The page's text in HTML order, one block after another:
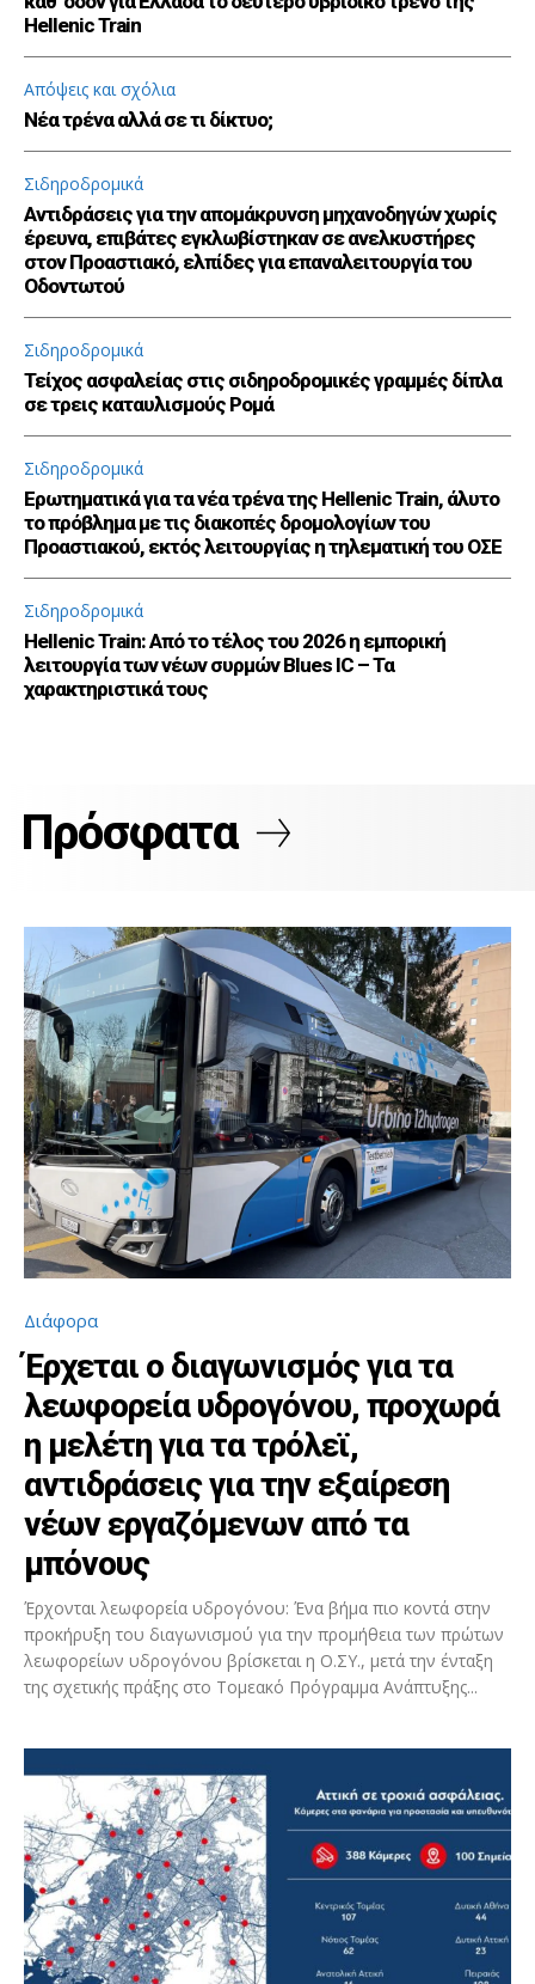
Hellenic Train
Απόψεις και σχόλια
Νέα τρένα αλλά σε τι δίκτυο;
Σιδηροδρομικά
Αντιδράσεις για την απομάκρυνση μηχανοδηγών χωρίς
έρευνα, επιβάτες εγκλωβίστηκαν σε ανελκυστήρες
στον Προαστιακό, ελπίδες για επαναλειτουργία του
Οδοντωτού
Σιδηροδρομικά
Τείχος ασφαλείας στις σιδηροδρομικές γραμμές δίπλα
σε τρεις καταυλισμούς Ρομά
Σιδηροδρομικά
Ερωτηματικά για τα νέα τρένα της Hellenic Train, άλυτο
το πρόβλημα με τις διακοπές δρομολογίων του
Προαστιακού, εκτός λειτουργίας η τηλεματική του ΟΣΕ
Σιδηροδρομικά
Hellenic Train: Από το τέλος του 2026 η εμπορική
λειτουργία των νέων συρμών Blues IC – Τα
χαρακτηριστικά τους
Πρόσφατα
Διάφορα
Έρχεται ο διαγωνισμός για τα
λεωφορεία υδρογόνου, προχωρά
η μελέτη για τα τρόλεϊ,
αντιδράσεις για την εξαίρεση
νέων εργαζόμενων από τα
μπόνους
Έρχονται λεωφορεία υδρογόνου: Ένα βήμα πιο κοντά στην
προκήρυξη του διαγωνισμού για την προμήθεια των πρώτων
λεωφορείων υδρογόνου βρίσκεται η Ο.ΣΥ., μετά την ένταξη
της σχετικής πράξης στο Τομεακό Πρόγραμμα Ανάπτυξης...